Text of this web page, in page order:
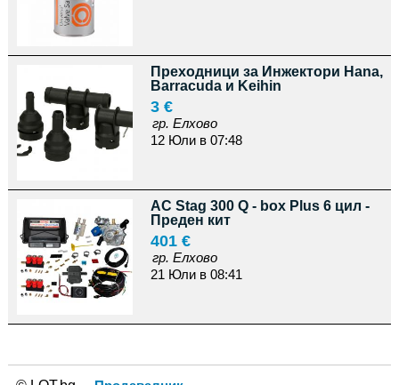
Преходници за Инжектори Hana,
Barracuda и Keihin
3 €
гр. Елхово
12 Юли в 07:48
AC Stag 300 Q - box Plus 6 цил -
Преден кит
401 €
гр. Елхово
21 Юли в 08:41